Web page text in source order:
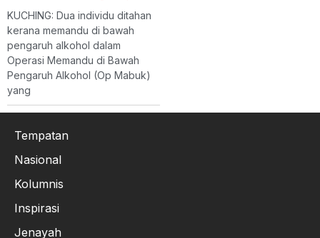
KUCHING: Dua individu ditahan
kerana memandu di bawah
pengaruh alkohol dalam
Operasi Memandu di Bawah
Pengaruh Alkohol (Op Mabuk)
yang
Tempatan
Nasional
Kolumnis
Inspirasi
Jenayah